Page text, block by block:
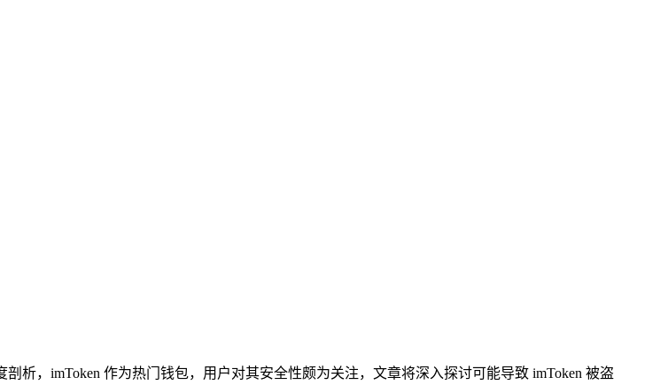
析，imToken 作为热门钱包，用户对其安全性颇为关注，文章将深入探讨可能导致 imToken 被盗